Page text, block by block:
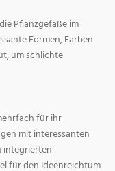
Pflanzgefäße im
Formen, Farben
um schlichte
für ihr
mit interessanten
integrierten
für den Ideenreichtum